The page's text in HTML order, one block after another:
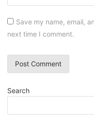
Save my name, email,
next time I comment.
Search